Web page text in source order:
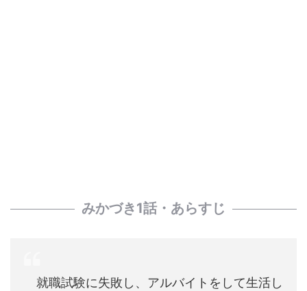
みかづき1話・あらすじ
就職試験に失敗し、アルバイトをして生活し